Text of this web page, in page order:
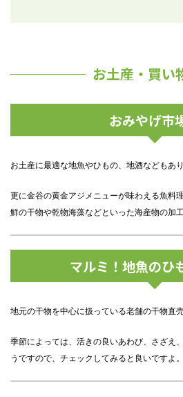
お土産・買い
おみやげ市
お土産に最適な地魚やひもの、地酒などもあ
更に金谷の黄金アジメニューが味わえる魚料
鮮の干物や乾物海藻などといった海産物の加
マルミ！地魚のひ
地元の干物を中心に扱っている老舗の干物直売
季節によっては、活きの良いあわび、さざえ
うですので、チェックしてみると良いですよ。